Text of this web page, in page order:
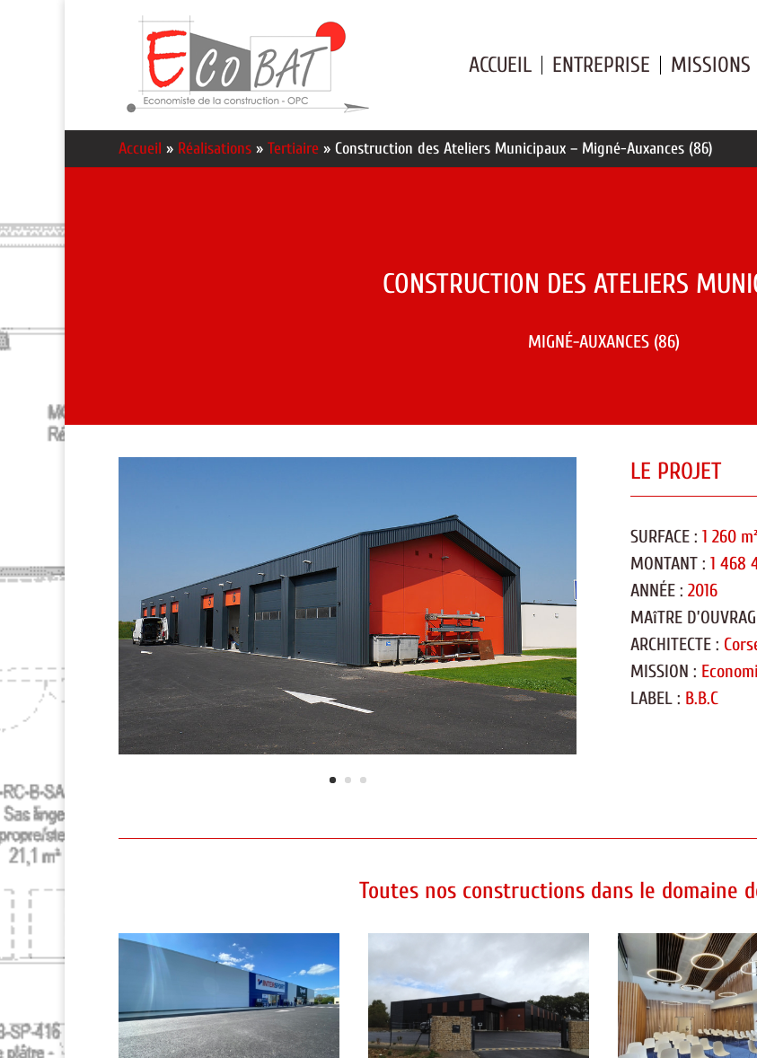
ACCUEIL ENTREPRISE MISSIONS
Accueil » Réalisations » Tertiaire » Construction des Ateliers Municipaux – Migné-Auxances (86)
CONSTRUCTION DES ATELIERS
MIGNÉ-AUXANCES (86)
LE PROJET
SURFACE : 1 260 m²
MONTANT : 1 468
ANNÉE : 2016
MAîTRE
ARCHITECTE :
MISSION :
LABEL : B.B.C
Toutes nos constructions dans le domaine